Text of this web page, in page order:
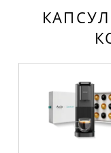
CECOTEC
59 990 ₸
+ Купить